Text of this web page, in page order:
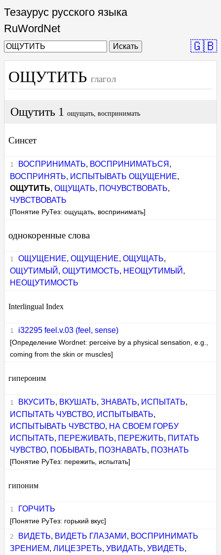
Тезаурус русского языка
RuWordNet
Искать 🇬🇧
ОЩУТИТЬ глагол
Ощутить 1 ощущать, воспринимать
Синсет
ВОСПРИНИМАТЬ, ВОСПРИНИМАТЬСЯ ,
ВОСПРИНЯТЬ, ИСПЫТЫВАТЬ ОЩУЩЕНИЕ,
ОЩУТИТЬ,ОЩУЩАТЬ, ПОЧУВСТВОВАТЬ,
ЧУВСТВОВАТЬ
[Понятие РуТез: ощущать, воспринимать]
однокоренные слова
ОЩУЩЕНИЕ, ОЩУЩЕНИЕ, ОЩУЩАТЬ,
ОЩУТИМЫЙ ,ОЩУТИМОСТЬ, НЕОЩУТИМЫЙ ,
НЕОЩУТИМОСТЬ
Interlingual Index
i32295 feel.v.03 (feel, sense)
[Определение Wordnet: perceive by a physical sensation, e.g.,
coming from the skin or muscles]
гипероним
ВКУСИТЬ, ВКУШАТЬ, ЗНАВАТЬ, ИСПЫТАТЬ,
ИСПЫТАТЬ ЧУВСТВО, ИСПЫТЫВАТЬ,
ИСПЫТЫВАТЬ ЧУВСТВО, НА СВОЕМ ГОРБУ
ИСПЫТАТЬ, ПЕРЕЖИВАТЬ, ПЕРЕЖИТЬ, ПИТАТЬ
ЧУВСТВО, ПОБЫВАТЬ, ПОЗНАВАТЬ, ПОЗНАТЬ
[Понятие РуТез: пережить, испытать]
гипоним
ГОРЧИТЬ
[Понятие РуТез: горький вкус]
ВИДЕТЬ, ВИДЕТЬ ГЛАЗАМИ , ВОСПРИНИМАТЬ
ЗРЕНИЕМ,ЛИЦЕЗРЕТЬ,УВИДАТЬ,УВИДЕТЬ,